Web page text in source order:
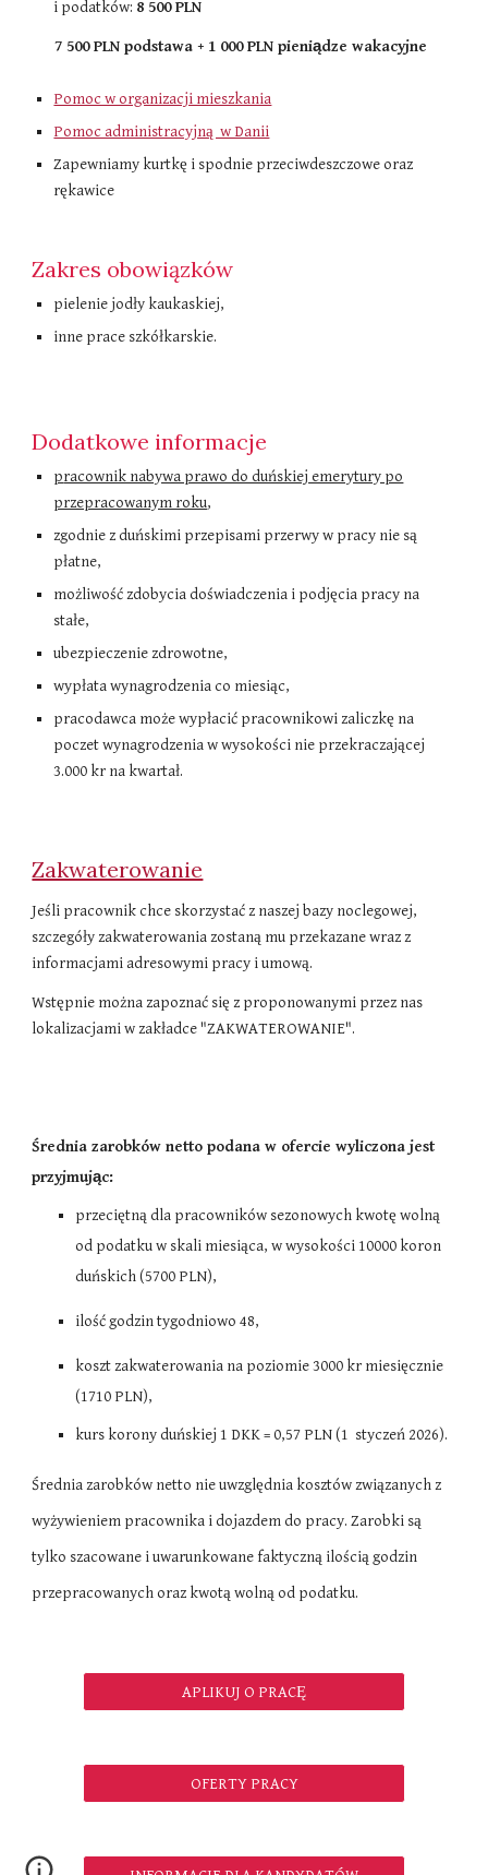
i podatków​: 8 500 PLN
7 500 PLN podstawa + 1 000 PLN pieniądze wakacyjne
Pomoc w organizacji mieszkania
Pomoc administracyjną w Danii
Zapewniamy kurtkę i spodnie przeciwdeszczowe oraz
rękawice
Zakres obowiązków
pielenie jodły kaukaskiej,
inne prace szkółkarskie.
Dodatkowe informacje
pracownik nabywa prawo do duńskiej emerytury po
przepracowanym roku,
zgodnie z duńskimi przepisami przerwy w pracy nie są
płatne,
możliwość zdobycia doświadczenia i podjęcia pracy na
stałe,
ubezpieczenie zdrowotne,
wypłata wynagrodzenia co miesiąc,
pracodawca może wypłacić pracownikowi zaliczkę na
poczet wynagrodzenia w wysokości nie przekraczającej
3.000 kr na kwartał.
Zakwaterowanie
Jeśli pracownik chce skorzystać z naszej bazy noclegowej,
szczegóły zakwaterowania zostaną mu przekazane wraz z
informacjami adresowymi pracy i umową.
Wstępnie można zapoznać się z proponowanymi przez nas
lokalizacjami w zakładce "ZAKWATEROWANIE".
Średnia zarobków netto podana w ofercie wyliczona jest
przyjmując:
przeciętną dla pracowników sezonowych kwotę wolną
od podatku w skali miesiąca, w wysokości 10000 koron
duńskich (5700 PLN),
ilość godzin tygodniowo 48,
koszt zakwaterowania na poziomie 3000 kr miesięcznie
(1710 PLN),
kurs korony duńskiej 1 DKK = 0,57 PLN (1 styczeń 2026).
Średnia zarobków netto nie uwzględnia kosztów związanych z
wyżywieniem pracownika i dojazdem do pracy. Zarobki są
tylko szacowane i uwarunkowane faktyczną ilością godzin
przepracowanych oraz kwotą wolną od podatku.
APLIKUJ O PRACĘ
OFERTY PRACY